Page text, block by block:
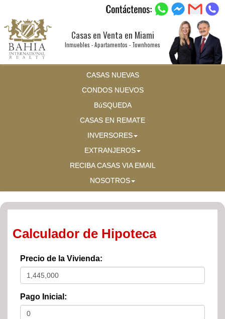
Casas en Venta en Miami
Inmuebles - Apartamentos - Townhomes
CASAS NUEVAS
CONDOS NUEVOS
BúSQUEDA
CASAS EN REMATE
INVERSORES
EXTRANJEROS
RECIBA CASAS VIA EMAIL
NOSOTROS
Calculador de Hipoteca
Precio de la Vivienda:
Pago Inicial: